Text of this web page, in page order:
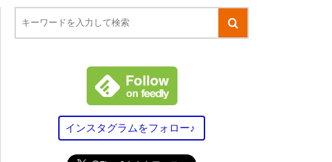
インスタグラムをフォロー♪